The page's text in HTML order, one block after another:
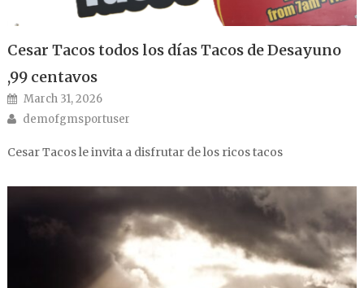
Cesar Tacos todos los días Tacos de Desayuno
,99 centavos
Posted on
March 31, 2026
Author
demofgmsportuser
Cesar Tacos le invita a disfrutar de los ricos tacos